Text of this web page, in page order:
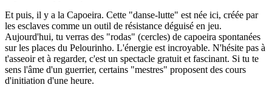
Et puis, il y a la Capoeira. Cette "danse-lutte" est née ici, créée par
les esclaves comme un outil de résistance déguisé en jeu.
Aujourd'hui, tu verras des "rodas" (cercles) de capoeira spontanées
sur les places du Pelourinho. L'énergie est incroyable. N'hésite pas à
t'asseoir et à regarder, c'est un spectacle gratuit et fascinant. Si tu te
sens l'âme d'un guerrier, certains "mestres" proposent des cours
d'initiation d'une heure.